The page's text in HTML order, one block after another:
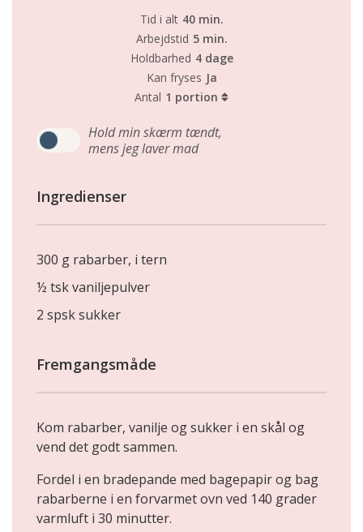
Tid i alt 40 min.
Arbejdstid 5 min.
Holdbarhed 4 dage
Kan fryses Ja
Antal 1 portion
Hold min skærm tændt,
mens jeg laver mad
Ingredienser
300 g rabarber, i tern
½ tsk vaniljepulver
2 spsk sukker
Fremgangsmåde
Kom rabarber, vanilje og sukker i en skål og
vend det godt sammen.
Fordel i en bradepande med bagepapir og bag
rabarberne i en forvarmet ovn ved 140 grader
varmluft i 30 minutter.